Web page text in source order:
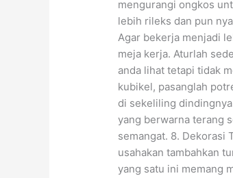
mengurangi ongkos
lebih rileks dan pun
Agar bekerja menjadi
meja kerja. Aturlah
anda lihat tetapi tidak
kubikel, pasanglah
di sekeliling
yang berwarna terang
semangat. 8. Dekorasi
usahakan tambahkan
yang satu ini memang